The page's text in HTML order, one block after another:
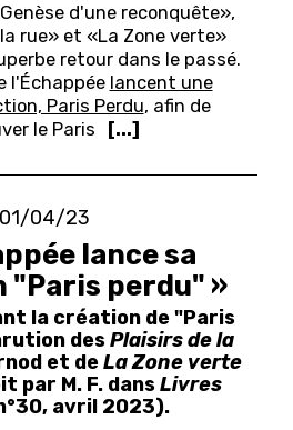
d'une reconquête»,
rue» et «La Zone verte»
retour dans le passé.
l'Échappée lancent une
Paris Perdu, afin de
le Paris
[...]
01/04/23
lance sa
perdu" »
la création de "Paris
des Plaisirs de la
et deLa Zone verte
par M. F. dans Livres
avril 2023).